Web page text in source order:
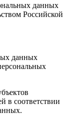
данных
Российской
данных
в соответствии